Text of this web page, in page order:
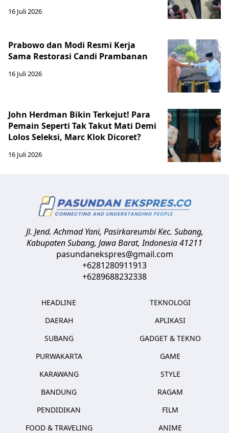
16 Juli 2026
Prabowo dan Modi Resmi Kerja
Sama Restorasi Candi Prambanan
16 Juli 2026
John Herdman Bikin Terkejut! Para
Pemain Seperti Tak Takut Mati Demi
Lolos Seleksi, Marc Klok Dicoret?
16 Juli 2026
Jl. Jend. Achmad Yani, Pasirkareumbi Kec. Subang,
Kabupaten Subang, Jawa Barat,Indonesia41211
pasundanekspres@gmail.com
+6281280911913
+6289688232338
HEADLINE
DAERAH
SUBANG
PURWAKARTA
KARAWANG
BANDUNG
PENDIDIKAN
FOOD & TRAVELING
TEKNOLOGI
APLIKASI
GADGET & TEKNO
GAME
STYLE
RAGAM
FILM
ANIME